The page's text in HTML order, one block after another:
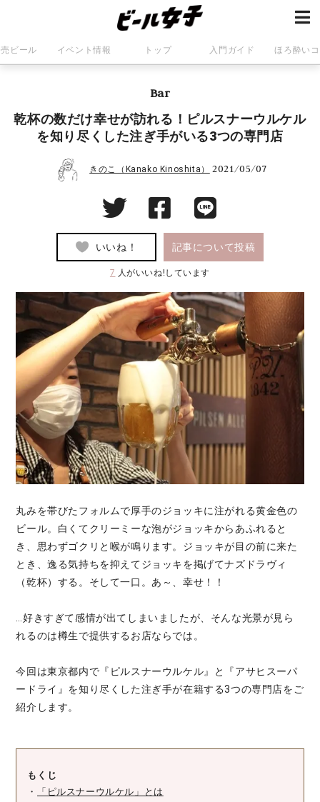
ビール イベント情報 トップ 入門ガイド ほろ酔い
Bar
乾杯の数だけ幸せが訪れる！ピルスナーウルケル
を知り尽くした注ぎ手がいる3つの専門店
きのこ（Kanako Kinoshita） 2021/05/07
いいね！ 記事について投稿
7 人がいいね!しています
丸みを帯びたフォルムで厚手のジョッキに注がれる黄金色の
ビール。白くてクリーミーな泡がジョッキからあふれると
き、思わずゴクリと喉が鳴ります。ジョッキが目の前に来た
とき、逸る気持ちを抑えてジョッキを掲げてナズドラヴィ
（乾杯）する。そして一口。あ～、幸せ！！
…好きすぎて感情が出てしまいましたが、そんな光景が見ら
れるのは樽生で提供するお店ならでは。
今回は東京都内で『ピルスナーウルケル』と『アサヒスーパ
ードライ』を知り尽くした注ぎ手が在籍する3つの専門店をご
紹介します。
もくじ
・
「ピルスナーウルケル」とは